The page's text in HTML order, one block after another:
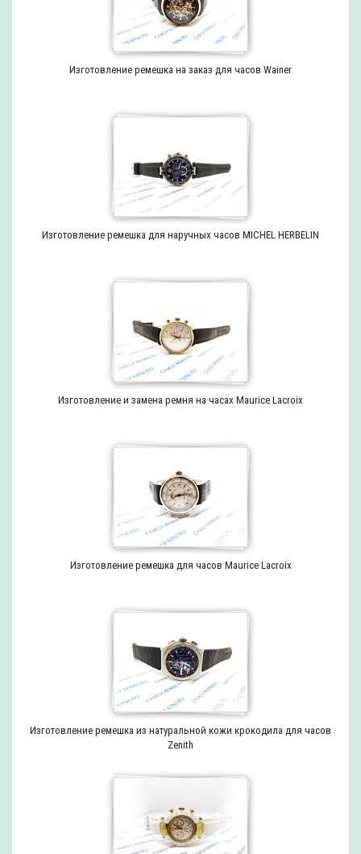
Изготовление ремешка на заказ для часов Wainer
Изготовление ремешка для наручных часов MICHEL HERBELIN
Изготовление и замена ремня на часах Maurice Lacroix
Изготовление ремешка для часов Maurice Lacroix
Изготовление ремешка из натуральной кожи крокодила для часов
Zenith